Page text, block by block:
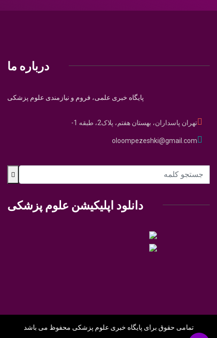
درباره ما
پایگاه خبری علمی، فروم و نیازمندی علوم پزشکی
تهران پاسداران، بهستان هفتم، پلاک2، طبقه 1-
oloompezeshki@gmail.com
دانلود اپلیکیشن علوم پزشکی
تمامی حقوق برای پایگاه خبری علوم پزشکی محفوظ می باشد